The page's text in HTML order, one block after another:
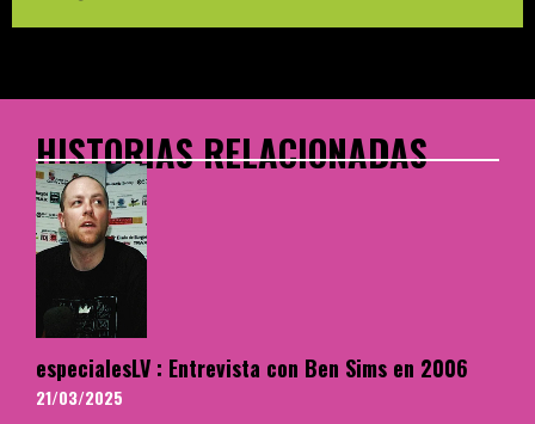
HISTORIAS RELACIONADAS
especialesLV : Entrevista con Ben Sims en 2006
21/03/2025